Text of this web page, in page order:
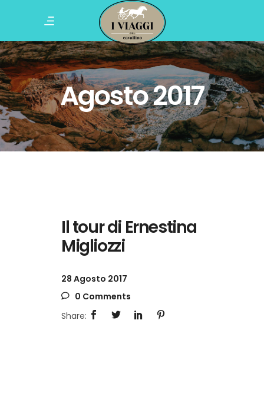
Agosto 2017
Il tour di Ernestina
Migliozzi
28 Agosto 2017
0 Comments